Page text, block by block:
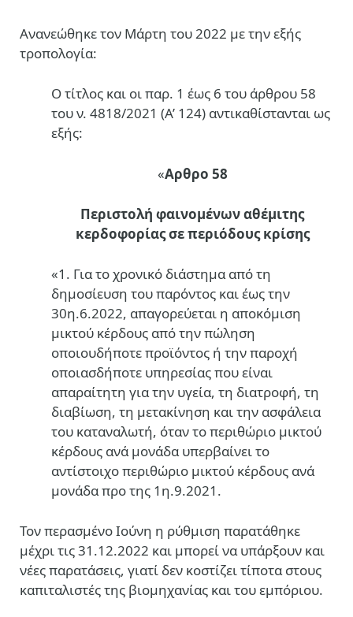
Ανανεώθηκε τον Μάρτη του 2022 με την εξής
τροπολογία:
Ο τίτλος και οι παρ. 1 έως 6 του άρθρου 58
του ν. 4818/2021 (Α’ 124) αντικαθίστανται ως
εξής:
«Αρθρο 58
Περιστολή φαινομένων αθέμιτης
κερδοφορίας σε περιόδους κρίσης
«1. Για το χρονικό διάστημα από τη
δημοσίευση του παρόντος και έως την
30η.6.2022, απαγορεύεται η αποκόμιση
μικτού κέρδους από την πώληση
οποιουδήποτε προϊόντος ή την παροχή
οποιασδήποτε υπηρεσίας που είναι
απαραίτητη για την υγεία, τη διατροφή, τη
διαβίωση, τη μετακίνηση και την ασφάλεια
του καταναλωτή, όταν το περιθώριο μικτού
κέρδους ανά μονάδα υπερβαίνει το
αντίστοιχο περιθώριο μικτού κέρδους ανά
μονάδα προ της 1η.9.2021.
Τον περασμένο Ιούνη η ρύθμιση παρατάθηκε
μέχρι τις 31.12.2022 και μπορεί να υπάρξουν και
νέες παρατάσεις, γιατί δεν κοστίζει τίποτα στους
καπιταλιστές της βιομηχανίας και του εμπόριου.